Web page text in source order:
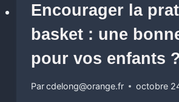
Encourager la
basket : une
pour vos enfants ?
Parcdelong@orange.fr octobre